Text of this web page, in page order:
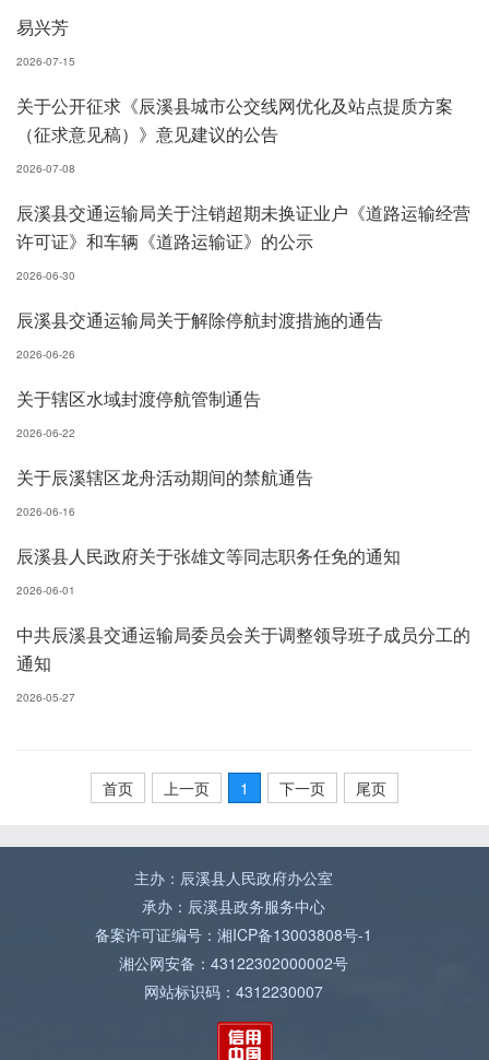
易兴芳
2026-07-15
关于公开征求《辰溪县城市公交线网优化及站点提质方案
（征求意见稿）》意见建议的公告
2026-07-08
辰溪县交通运输局关于注销超期未换证业户《道路运输经营
许可证》和车辆《道路运输证》的公示
2026-06-30
辰溪县交通运输局关于解除停航封渡措施的通告
2026-06-26
关于辖区水域封渡停航管制通告
2026-06-22
关于辰溪辖区龙舟活动期间的禁航通告
2026-06-16
辰溪县人民政府关于张雄文等同志职务任免的通知
2026-06-01
中共辰溪县交通运输局委员会关于调整领导班子成员分工的
通知
2026-05-27
首页 上一页 1 下一页 尾页
主办：辰溪县人民政府办公室
承办：辰溪县政务服务中心
备案许可证编号：湘ICP备13003808号-1
湘公网安备：43122302000002号
网站标识码：4312230007